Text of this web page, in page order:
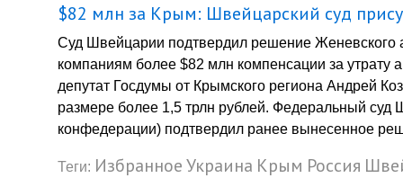
$82 млн за Крым: Швейцарский суд
Суд Швейцарии подтвердил решение Женевского
компаниям более $82 млн компенсации за утрату
депутат Госдумы от Крымского региона Андрей
размере более 1,5 трлн рублей. Федеральный
конфедерации) подтвердил ранее вынесенное
Теги: ИзбранноеУкраина Крым Россия